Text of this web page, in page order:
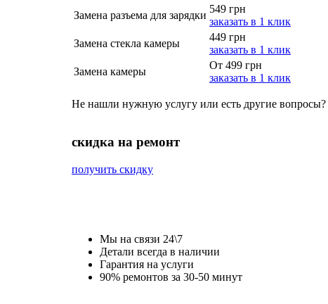
Замена разъема для зарядки
549 грн
заказать в 1 клик
Замена стекла камеры
449 грн
заказать в 1 клик
Замена камеры
От 499 грн
заказать в 1 клик
Не нашли нужную услугу или есть другие вопросы?
cкидка на ремонт
получить скидку
Мы на связи 24\7
Детали всегда в наличии
Гарантия на услуги
90% ремонтов за 30-50 минут